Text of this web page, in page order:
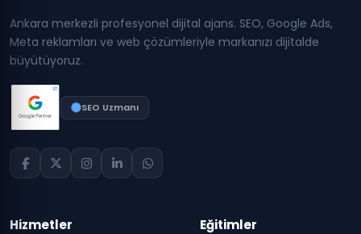
Ankara merkezli profesyonel dijital ajans. SEO, Google Ads,
Meta reklamları ve web çözümleriyle markanızı dijitalde
büyütüyoruz.
SEO Uzmanı
Hizmetler Eğitimler